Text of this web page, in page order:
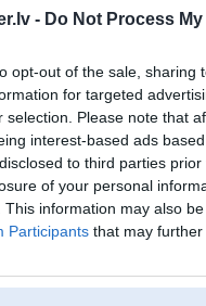
- Do Not Process
opt-out of the sale,
for targeted
selection. Please note that
interest-based ads
to third parties
of your personal
This information may also
Participants that may
Forums Galerijas
Lietotāja
Lietotājvārds:
Pilsēta:
Braucu ar:
Nodarbošanās:
[